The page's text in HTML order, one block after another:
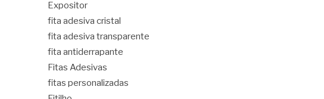
Expositor
fita adesiva cristal
fita adesiva transparente
fita antiderrapante
Fitas Adesivas
fitas personalizadas